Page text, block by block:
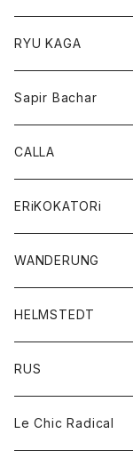
RYU KAGA
Sapir Bachar
CALLA
ERiKOKATORi
WANDERUNG
HELMSTEDT
RUS
Le Chic Radical